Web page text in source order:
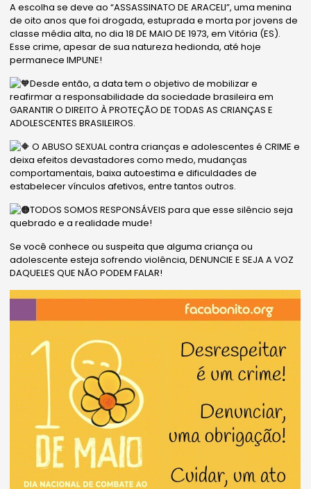
A escolha se deve ao “ASSASSINATO DE ARACELI”, uma menina
de oito anos que foi drogada, estuprada e morta por jovens de
classe média alta, no dia 18 DE MAIO DE 1973, em Vitória (ES).
Esse crime, apesar de sua natureza hedionda, até hoje
permanece IMPUNE!
Desde então, a data tem o objetivo de mobilizar e
reafirmar a responsabilidade da sociedade brasileira em
GARANTIR O DIREITO À PROTEÇÃO DE TODAS AS CRIANÇASE
ADOLESCENTES BRASILEIROS.
O ABUSO SEXUAL contra crianças e adolescentes é CRIME e
deixa efeitos devastadores como medo, mudanças
comportamentais, baixa autoestima e dificuldades de
estabelecer vínculos afetivos, entre tantos outros.
TODOS SOMOS RESPONSÁVEIS para que esse silêncio seja
quebrado e a realidade mude!
Se você conhece ou suspeita que alguma criança ou
adolescente esteja sofrendo violência, DENUNCIE E SEJA A VOZ
DAQUELES QUE NÃO PODEM FALAR!